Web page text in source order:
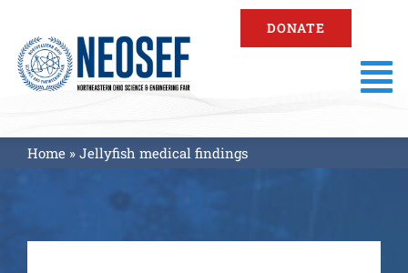
content
DONATE
About
Fair Information
Home» Jellyfish medical findings